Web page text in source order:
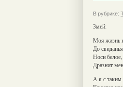
В рубрике:
Змей:
Моя жизнь
До
Носи белое,
Дразнит
А я с таким